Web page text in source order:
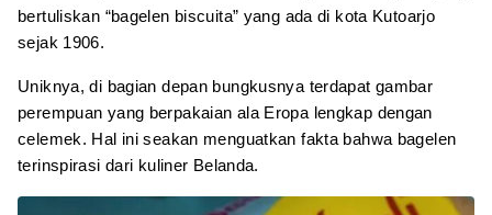
bertuliskan “bagelen biscuita” yang ada di kota Kutoarjo
sejak 1906.
Uniknya, di bagian depan bungkusnya terdapat gambar
perempuan yang berpakaian ala Eropa lengkap dengan
celemek. Hal ini seakan menguatkan fakta bahwa bagelen
terinspirasi dari kuliner Belanda.